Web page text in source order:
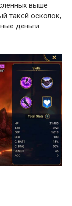
выше
такой осколок,
деньги